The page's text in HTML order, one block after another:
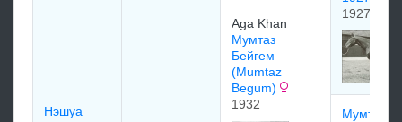
Нэшуа
Aga Khan
Mумтаз
Бeйгeм
(Mumtaz
Begum)
1932
1927
Мумтаз